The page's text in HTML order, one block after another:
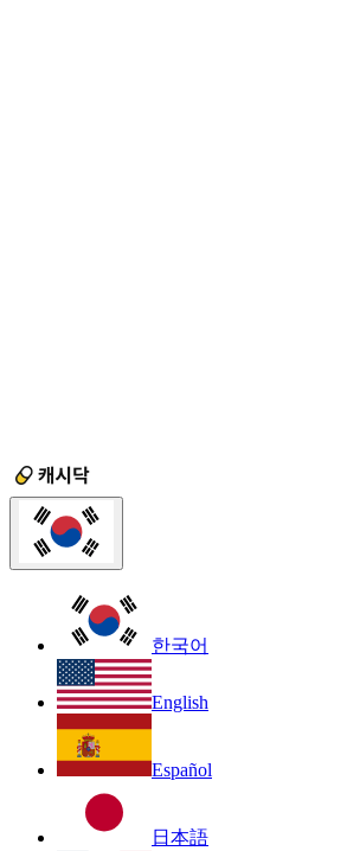
한국어
English
Español
日本語